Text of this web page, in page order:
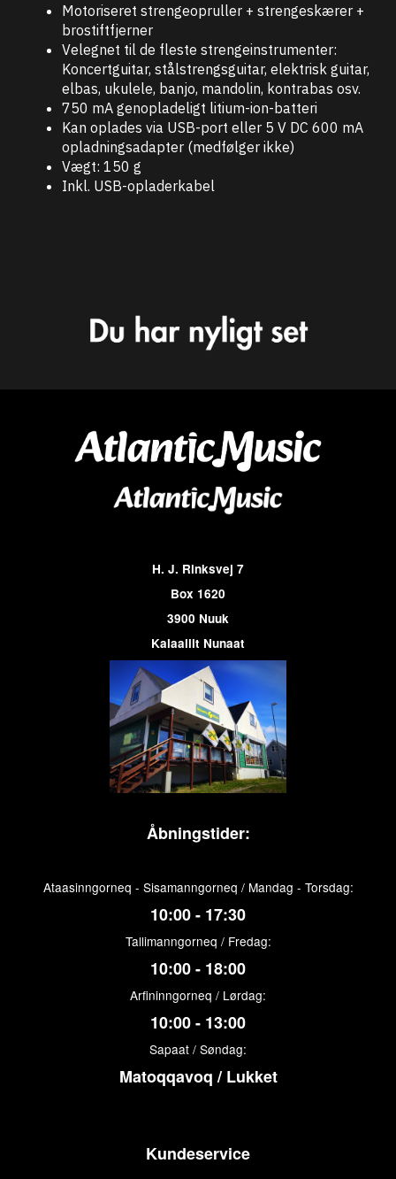
Motoriseret strengeopruller + strengeskærer +
brostiftfjerner
Velegnet til de fleste strengeinstrumenter:
Koncertguitar, stålstrengsguitar, elektrisk guitar,
elbas, ukulele, banjo, mandolin, kontrabas osv.
750 mA genopladeligt litium-ion-batteri
Kan oplades via USB-port eller 5 V DC 600 mA
opladningsadapter (medfølger ikke)
Vægt: 150 g
Inkl. USB-opladerkabel
H. J. Rinksvej 7
Box 1620
3900 Nuuk
Kalaallit Nunaat
Åbningstider:
Ataasinngorneq - Sisamanngorneq / Mandag - Torsdag:
10:00 - 17:30
Tallimanngorneq / Fredag:
10:00 - 18:00
Arfininngorneq / Lørdag:
10:00 - 13:00
Sapaat / Søndag:
Matoqqavoq / Lukket
Kundeservice